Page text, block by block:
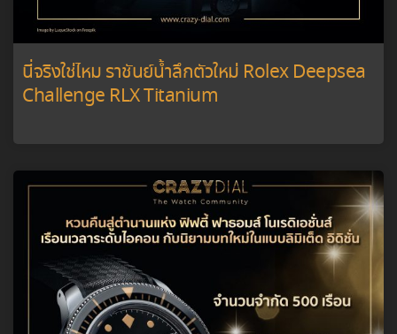
นี่จริงใช่ไหม ราชันย์น้ำลึกตัวใหม่ Rolex Deepsea
Challenge RLX Titanium